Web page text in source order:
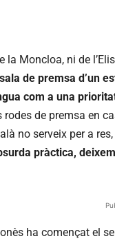
la Moncloa, ni de
de premsa d’un
com a una
rodes de premsa en
no serveix per a
pràctica,
ha començat el